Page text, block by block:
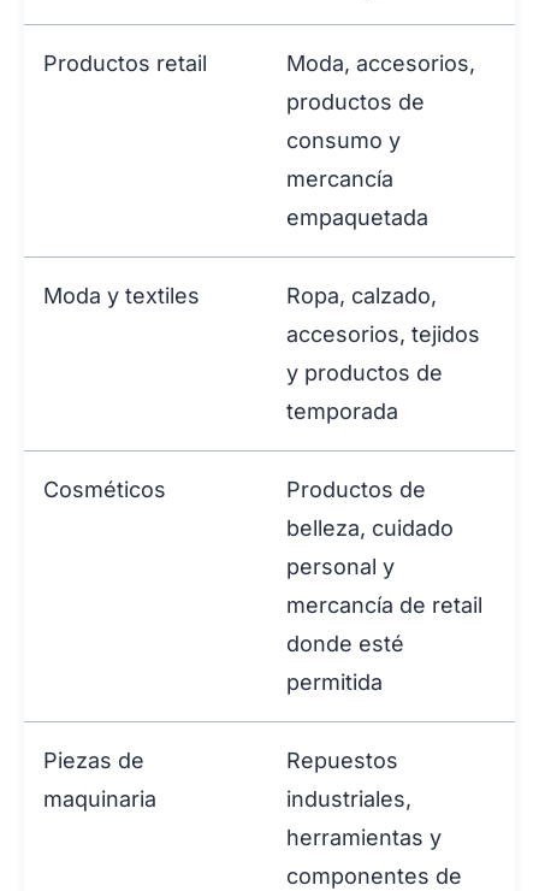
Productos retail
Moda, accesorios,
productos de
consumo y
mercancía
empaquetada
Moda y textiles
Ropa, calzado,
accesorios, tejidos
y productos de
temporada
Cosméticos
Productos de
belleza, cuidado
personal y
mercancía de retail
donde esté
permitida
Piezas de
maquinaria
Repuestos
industriales,
herramientas y
componentes de